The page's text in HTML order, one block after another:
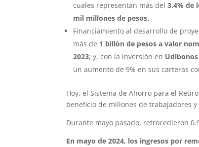
cuales representan más del3.4% de
mil millones de pesos.
Financiamiento al desarrollo de
más de 1 billón de pesos a valor
2023; y, con la inversión en
un aumento de 9% en sus carteras
Hoy, el Sistema de Ahorro para el
beneficio de millones de trabajadores
Durante mayo pasado, retrocedieron
En mayo de 2024, los ingresos por